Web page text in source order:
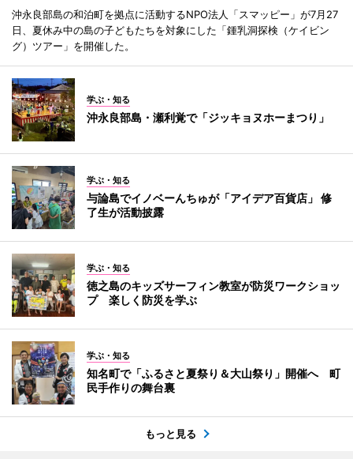
沖永良部島の和泊町を拠点に活動するNPO法人「スマッピー」が7月27
日、夏休み中の島の子どもたちを対象にした「鍾乳洞探検（ケイビン
グ）ツアー」を開催した。
学ぶ・知る
沖永良部島・瀬利覚で「ジッキョヌホーまつり」
学ぶ・知る
与論島でイノベーんちゅが「アイデア百貨店」 修
了生が活動披露
学ぶ・知る
徳之島のキッズサーフィン教室が防災ワークショッ
プ 楽しく防災を学ぶ
学ぶ・知る
知名町で「ふるさと夏祭り＆大山祭り」開催へ 町
民手作りの舞台裏
もっと見る